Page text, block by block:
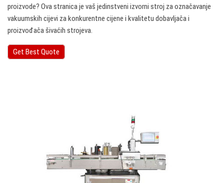
proizvode? Ova stranica je vaš jedinstveni izvorni stroj za označavanje
vakuumskih cijevi za konkurentne cijene i kvalitetu dobavljača i
proizvođača šivaćih strojeva.
Get Best Quote